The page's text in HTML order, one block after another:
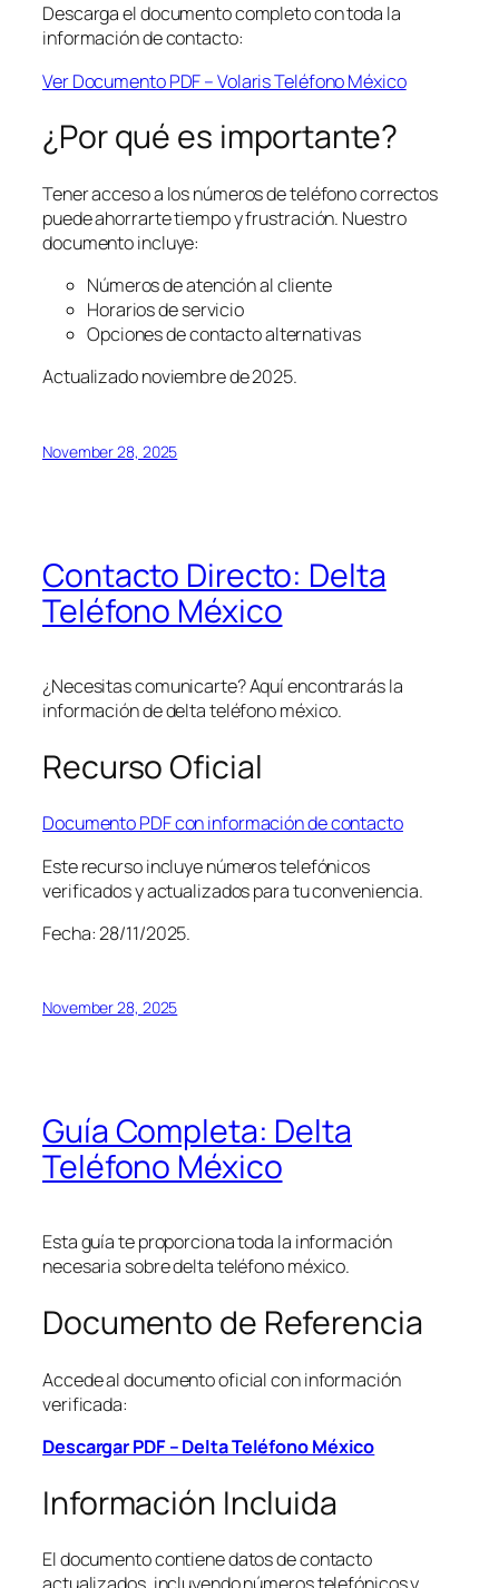
Descarga el documento completo con toda la
información de contacto:
Ver Documento PDF – Volaris Teléfono México
¿Por qué es importante?
Tener acceso a los números de teléfono correctos
puede ahorrarte tiempo y frustración. Nuestro
documento incluye:
Números de atención al cliente
Horarios de servicio
Opciones de contacto alternativas
Actualizado noviembre de 2025.
November 28, 2025
Contacto Directo: Delta
Teléfono México
¿Necesitas comunicarte? Aquí encontrarás la
información de delta teléfono méxico.
Recurso Oficial
Documento PDF con información de contacto
Este recurso incluye números telefónicos
verificados y actualizados para tu conveniencia.
Fecha: 28/11/2025.
November 28, 2025
Guía Completa: Delta
Teléfono México
Esta guía te proporciona toda la información
necesaria sobre delta teléfono méxico.
Documento de Referencia
Accede al documento oficial con información
verificada:
Descargar PDF – Delta Teléfono México
Información Incluida
El documento contiene datos de contacto